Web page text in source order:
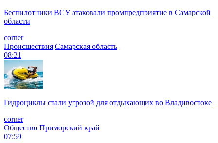
Беспилотники ВСУ атаковали промпредприятие в Самарской
области
corner
Происшествия Самарская область
08:21
Гидроциклы стали угрозой для отдыхающих во Владивостоке
corner
Общество Приморский край
07:59